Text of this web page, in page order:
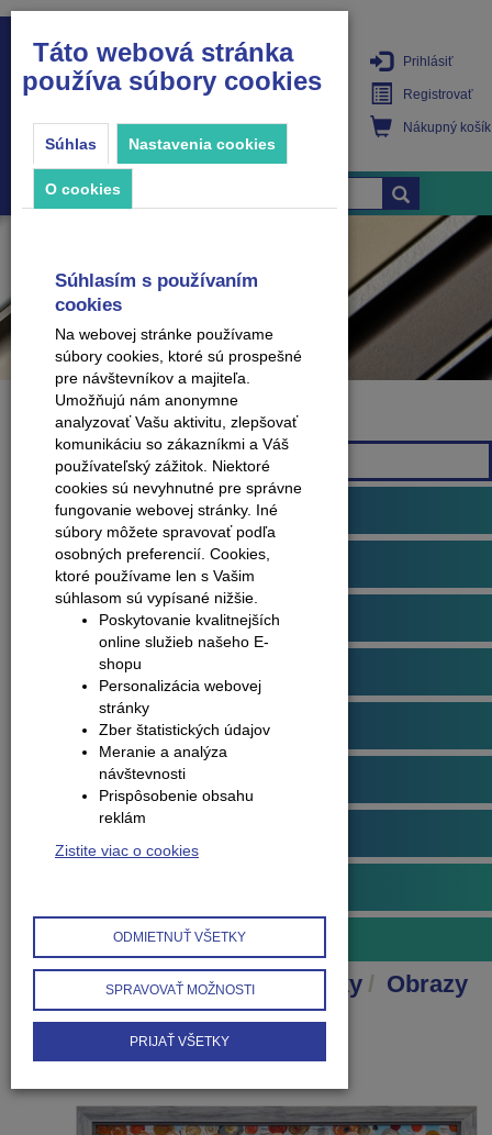
PRODUKTY
Prihlásiť
Registrovať
Nákupný košík
Značka
Všetky značky
Podlahové profily
Plávajúce podlahy
Dvere
Obklady na stenu
Obvodové lišty (soklové)
Príslušenstvo k podlahám
Obrazy
Produkty Interiérové doplnky
Obrazy
Brezový háj
Táto webová stránka
používa súbory cookies
Súhlas Nastavenia cookies
O cookies
Súhlasím s používaním
cookies
Na webovej stránke používame
súbory cookies, ktoré sú prospešné
pre návštevníkov a majiteľa.
Umožňujú nám anonymne
analyzovať Vašu aktivitu, zlepšovať
komunikáciu so zákazníkmi a Váš
používateľský zážitok. Niektoré
cookies sú nevyhnutné pre správne
fungovanie webovej stránky. Iné
súbory môžete spravovať podľa
osobných preferencií. Cookies,
ktoré používame len s Vašim
súhlasom sú vypísané nižšie.
Poskytovanie kvalitnejších
online služieb našeho E-
shopu
Personalizácia webovej
stránky
Zber štatistických údajov
Meranie a analýza
návštevnosti
Prispôsobenie obsahu
reklám
Zistite viac o cookies
ODMIETNUŤ VŠETKY
SPRAVOVAŤ MOŽNOSTI
PRIJAŤ VŠETKY